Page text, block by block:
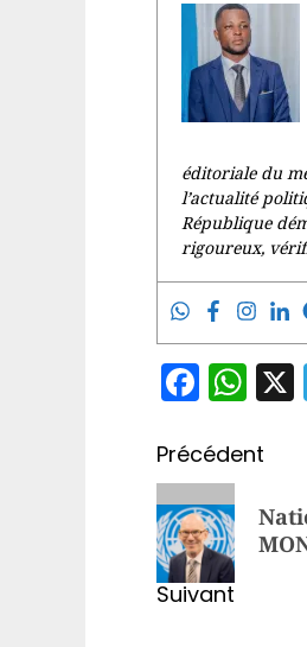
éditoriale du
l’actualité
République
rigoureux,
d’article
Précédent
Article
précédent:
Suivant